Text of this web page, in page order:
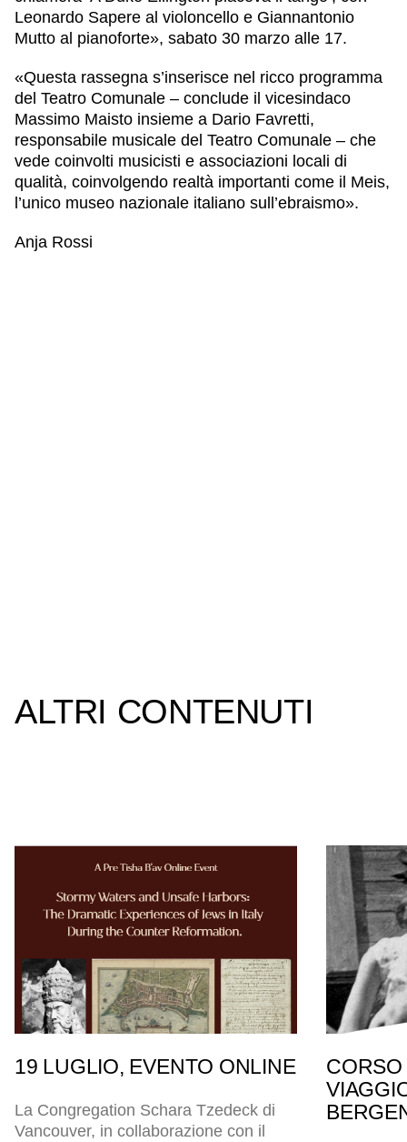
Leonardo Sapere al violoncello e Giannantonio
Mutto al pianoforte», sabato 30 marzo alle 17.
«Questa rassegna s’inserisce nel ricco programma
del Teatro Comunale – conclude il vicesindaco
Massimo Maisto insieme a Dario Favretti,
responsabile musicale del Teatro Comunale – che
vede coinvolti musicisti e associazioni locali di
qualità, coinvolgendo realtà importanti come il Meis,
l’unico museo nazionale italiano sull’ebraismo».
Anja Rossi
ALTRI CONTENUTI
19 LUGLIO, EVENTO ONLINE
La Congregation Schara Tzedeck di
Vancouver, in collaborazione con il